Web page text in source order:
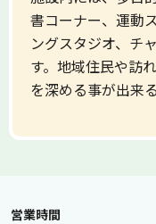
書コーナー、運動
ングスタジオ、チ
す。地域住民や訪
を深める事が出来
営業時間